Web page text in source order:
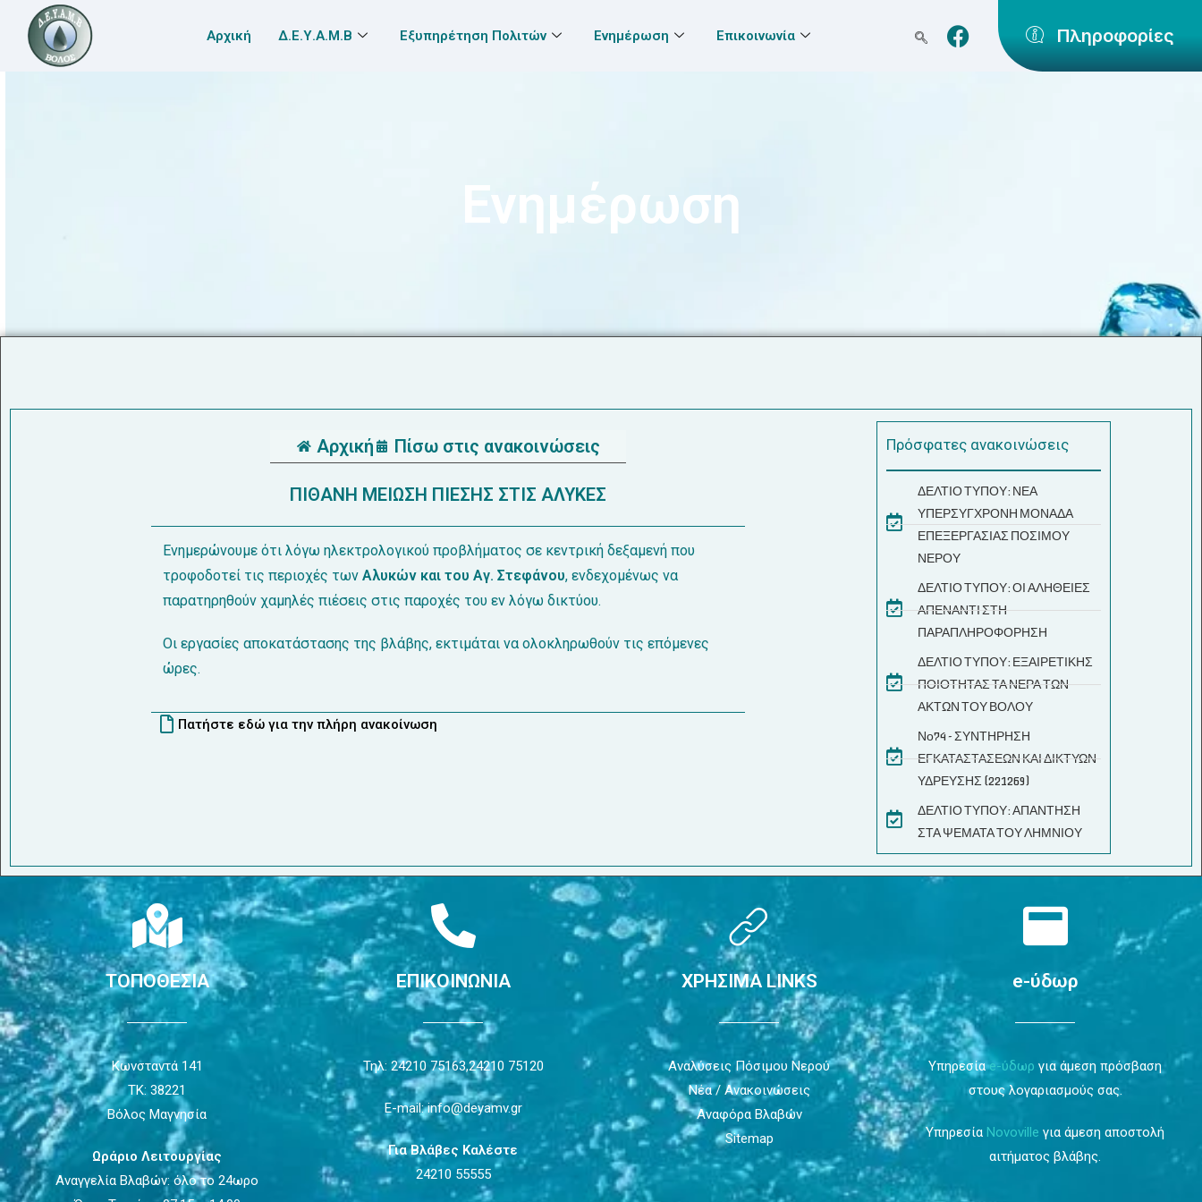
Αρχική Δ.Ε.Υ.Α.Μ.Β Εξυπηρέτηση Πολιτών Ενημέρωση Επικοινωνία Πληροφορίες
Ενημέρωση
Αρχική Πίσω στις ανακοινώσεις
ΠΙΘΑΝΗ ΜΕΙΩΣΗ ΠΙΕΣΗΣ ΣΤΙΣ ΑΛΥΚΕΣ
Ενημερώνουμε ότι λόγω ηλεκτρολογικού προβλήματος σε κεντρική δεξαμενή που
τροφοδοτεί τις περιοχές τωνΑλυκών και του Αγ. Στεφάνου, ενδεχομένως να
παρατηρηθούν χαμηλές πιέσεις στις παροχές του εν λόγω δικτύου.
Οι εργασίες αποκατάστασης της βλάβης, εκτιμάται να ολοκληρωθούν τις επόμενες
ώρες.
Πατήστε εδώ για την πλήρη ανακοίνωση
Πρόσφατες ανακοινώσεις
ΔΕΛΤΙΟ ΤΥΠΟΥ: ΝΕΑ
ΥΠΕΡΣΥΓΧΡΟΝΗ ΜΟΝΑΔΑ
ΕΠΕΞΕΡΓΑΣΙΑΣ ΠΟΣΙΜΟΥ
ΝΕΡΟΥ
ΔΕΛΤΙΟ ΤΥΠΟΥ: ΟΙ ΑΛΗΘΕΙΕΣ
ΑΠΕΝΑΝΤΙ ΣΤΗ
ΠΑΡΑΠΛΗΡΟΦΟΡΗΣΗ
ΔΕΛΤΙΟ ΤΥΠΟΥ: ΕΞΑΙΡΕΤΙΚΗΣ
ΠΟΙΟΤΗΤΑΣ ΤΑ ΝΕΡΑ ΤΩΝ
ΑΚΤΩΝ ΤΟΥ ΒΟΛΟΥ
Νο74 - ΣΥΝΤΗΡΗΣΗ
ΕΓΚΑΤΑΣΤΑΣΕΩΝ ΚΑΙ ΔΙΚΤΥΩΝ
ΥΔΡΕΥΣΗΣ (221269)
ΔΕΛΤΙΟ ΤΥΠΟΥ: ΑΠΑΝΤΗΣΗ
ΣΤΑ ΨΕΜΑΤΑ ΤΟΥ ΛΗΜΝΙΟΥ
ΤΟΠΟΘΕΣΙΑ
Κωνσταντά 141
ΤΚ: 38221
Βόλος Μαγνησία
Ωράριο Λειτουργίας
Αναγγελία Βλαβών: όλο το 24ωρο
ΕΠΙΚΟΙΝΩΝΙΑ
Τηλ: 24210 75163,24210 75120
E-mail: info@deyamv.gr
Για Βλάβες Καλέστε
24210 55555
ΧΡΗΣΙΜΑ LINKS
Αναλύσεις Πόσιμου Νερού
Νέα / Ανακοινώσεις
Αναφόρα Βλαβών
Sitemap
e-ύδωρ
Υπηρεσίαe-ύδωρ για άμεση πρόσβαση
στους λογαριασμούς σας.
Υπηρεσία Novoville για άμεση αποστολή
αιτήματος βλάβης.